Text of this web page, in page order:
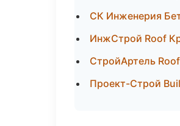
СК Инженерия
ИнжСтрой Roof
СтройАртель
Проект-Строй